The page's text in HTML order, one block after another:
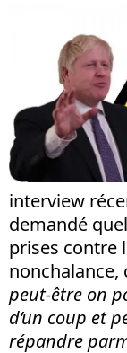
interview
demandé
prises contre
peut-être on
d’un coup et
répandre